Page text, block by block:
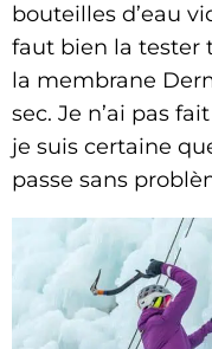
bouteilles d’eau
faut bien la tester
la membrane
sec. Je n’ai pas
je suis certaine
passe sans